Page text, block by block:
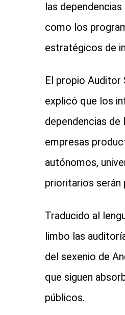
las
como los
estratégicos de
El propio Auditor
explicó que los
dependencias de
empresas
autónomos,
prioritarios serán
Traducido al
limbo las
del sexenio de
que siguen
públicos.